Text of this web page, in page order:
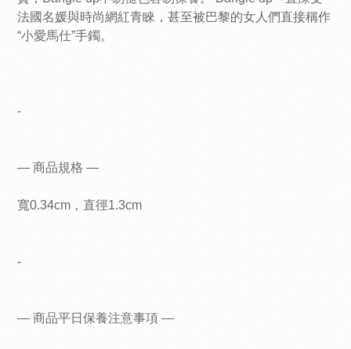
法國名媛與時尚網紅青睞，甚至被巴黎的女人們直接稱作
“小愛馬仕”手鐲。
-
— 商品規格 —
寬0.34cm，直徑1.3cm
-
— 商品平日保養注意事項 —